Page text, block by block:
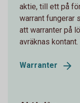
aktie, till ett på
warrant fungerar
att warranter på
avräknas kontant.
Warranter